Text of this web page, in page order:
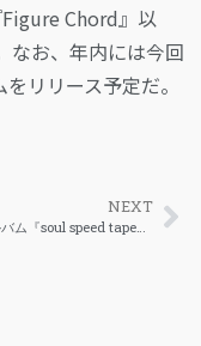
Chord』以
なお、年内には今回
リリース予定だ。
NEXT
Tete、アルバム『soul speed tape』を解禁